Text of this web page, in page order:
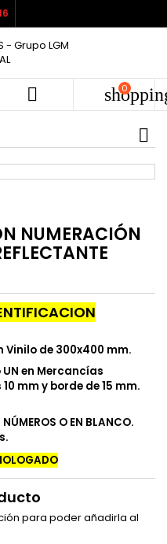
 0
NUMERACIÓN
de 300x400 mm.
en Mercancías
mm y borde de 15 mm.
O EN BLANCO.
para poder añadirla al